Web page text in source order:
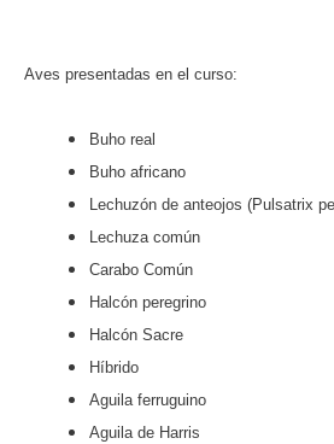
Aves presentadas en el curso:
Buho real
Buho africano
Lechuzón de anteojos (Pulsatrix
Lechuza común
Carabo Común
Halcón peregrino
Halcón Sacre
Híbrido
Aguila ferruguino
Aguila de Harris